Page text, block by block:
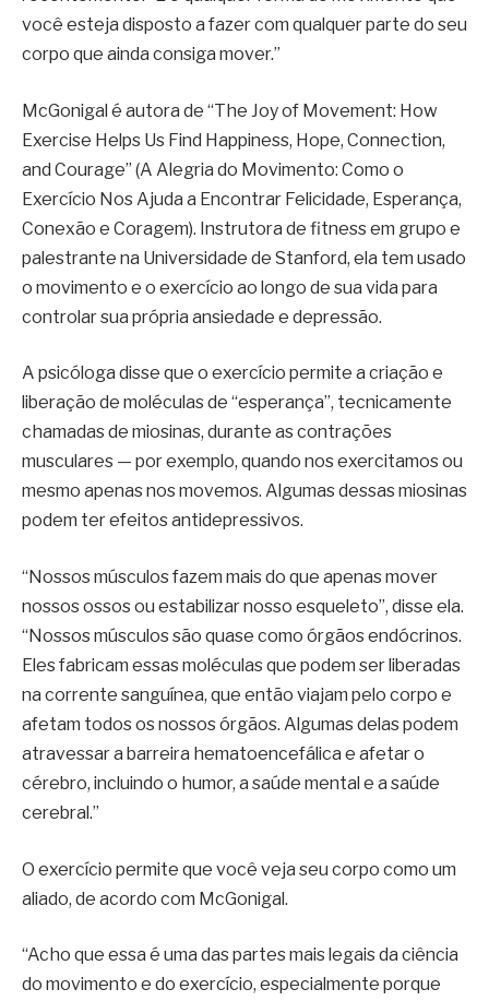
você esteja disposto a fazer com qualquer parte do seu
corpo que ainda consiga mover.”
McGonigal é autora de “The Joy of Movement: How
Exercise Helps Us Find Happiness, Hope, Connection,
and Courage” (A Alegria do Movimento: Como o
Exercício Nos Ajuda a Encontrar Felicidade, Esperança,
Conexão e Coragem). Instrutora de fitness em grupo e
palestrante na Universidade de Stanford, ela tem usado
o movimento e o exercício ao longo de sua vida para
controlar sua própria ansiedade e depressão.
A psicóloga disse que o exercício permite a criação e
liberação de moléculas de “esperança”, tecnicamente
chamadas de miosinas, durante as contrações
musculares — por exemplo, quando nos exercitamos ou
mesmo apenas nos movemos. Algumas dessas miosinas
podem ter efeitos antidepressivos.
“Nossos músculos fazem mais do que apenas mover
nossos ossos ou estabilizar nosso esqueleto”, disse ela.
“Nossos músculos são quase como órgãos endócrinos.
Eles fabricam essas moléculas que podem ser liberadas
na corrente sanguínea, que então viajam pelo corpo e
afetam todos os nossos órgãos. Algumas delas podem
atravessar a barreira hematoencefálica e afetar o
cérebro, incluindo o humor, a saúde mental e a saúde
cerebral.”
O exercício permite que você veja seu corpo como um
aliado, de acordo com McGonigal.
“Acho que essa é uma das partes mais legais da ciência
do movimento e do exercício, especialmente porque